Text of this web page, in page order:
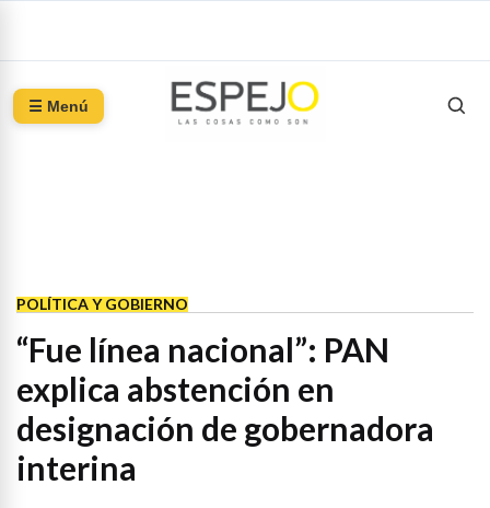
☰ Menú
POLÍTICA Y GOBIERNO
“Fue línea nacional”: PAN
explica abstención en
designación de gobernadora
interina